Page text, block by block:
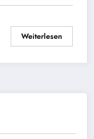
Weiterlesen